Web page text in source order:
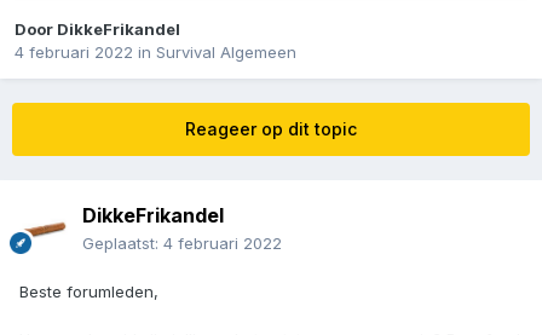
Door DikkeFrikandel
4 februari 2022 in Survival Algemeen
Reageer op dit topic
DikkeFrikandel
Geplaatst: 4 februari 2022
Beste forumleden,